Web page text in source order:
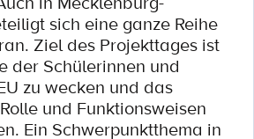
sich eine ganze Reihe
Ziel des Projekttages ist
der Schülerinnen und
zu wecken und das
und Funktionsweisen
Ein Schwerpunktthema in